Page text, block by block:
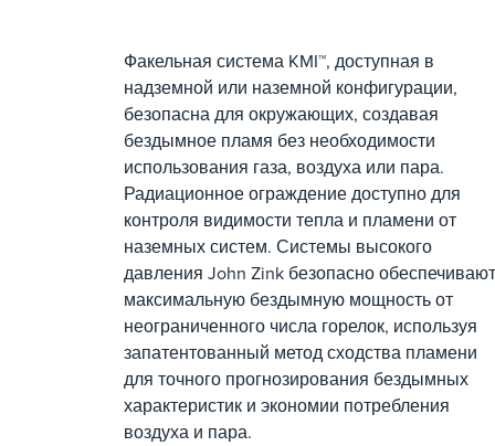
Факельная система KMI™, доступная в
надземной или наземной конфигурации,
безопасна для окружающих, создавая
бездымное пламя без необходимости
использования газа, воздуха или пара.
Радиационное ограждение доступно для
контроля видимости тепла и пламени от
наземных систем. Системы высокого
давления John Zink безопасно обеспечивают
максимальную бездымную мощность от
неограниченного числа горелок, используя
запатентованный метод сходства пламени
для точного прогнозирования бездымных
характеристик и экономии потребления
воздуха и пара.